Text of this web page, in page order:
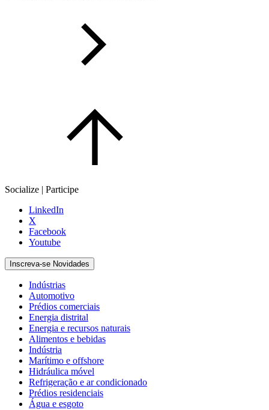
Socialize | Participe
LinkedIn
X
Facebook
Youtube
Inscreva-se Novidades
Indústrias
Automotivo
Prédios comerciais
Energia distrital
Energia e recursos naturais
Alimentos e bebidas
Indústria
Marítimo e offshore
Hidráulica móvel
Refrigeração e ar condicionado
Prédios residenciais
Água e esgoto